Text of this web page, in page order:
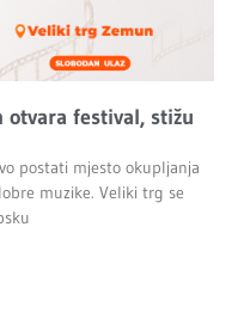
otvara festival, stižu
postati mjesto okupljanja
muzike. Veliki trg se